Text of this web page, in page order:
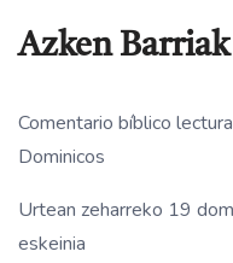
Azken Barriak
Comentario bíblico
Dominicos
Urtean zeharreko 19
eskeinia